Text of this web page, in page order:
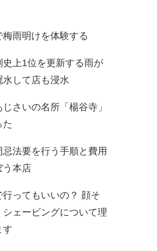
雨明けを体験する
上1位を更新する雨が
水して店も浸水
さいの名所「楊谷寺」
た
法要を行う手順と費用
う本店
行ってもいいの？ 顔そ
シェービングについて理
す